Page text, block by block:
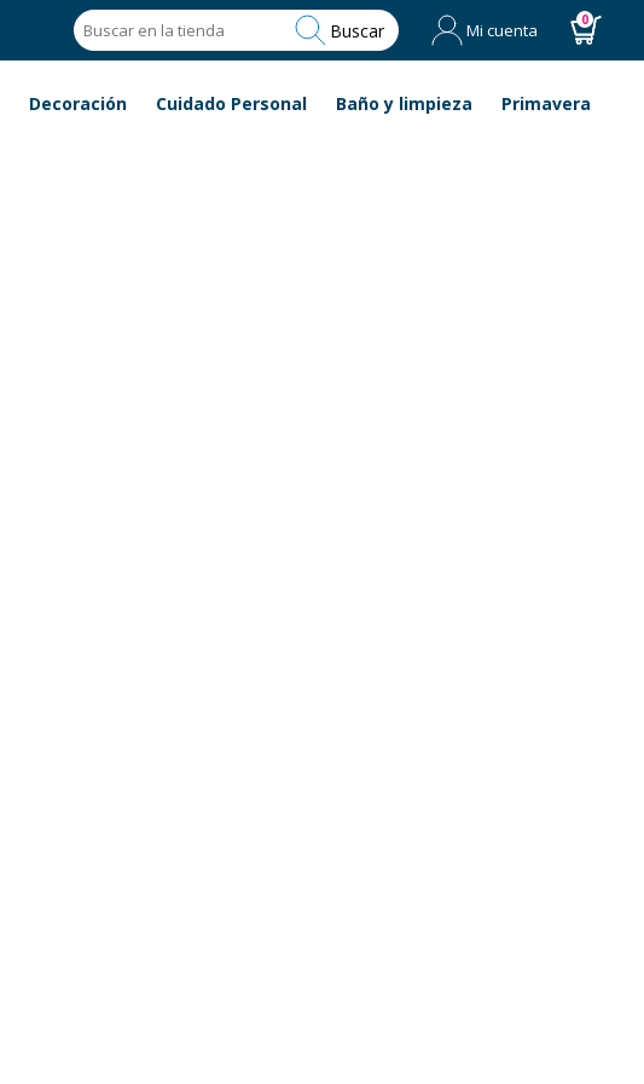
Buscar Mi cuenta 0
Decoración Cuidado Personal Baño y limpieza Primavera